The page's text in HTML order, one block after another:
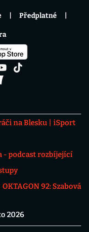
na Blesku
iSport
- podcast rozbíjející
OKTAGON 92: Szabová
2026
Předplatné